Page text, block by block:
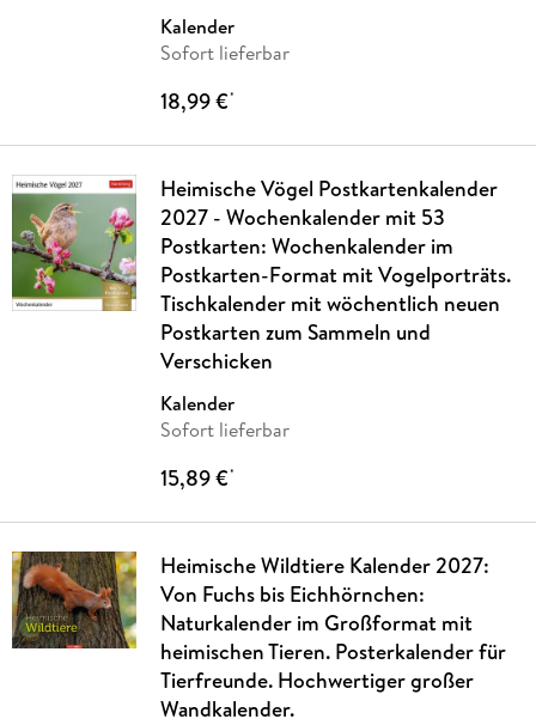
Kalender
Sofort lieferbar
18,99 €*
Heimische Vögel Postkartenkalender
2027 - Wochenkalender mit 53
Postkarten: Wochenkalender im
Postkarten-Format mit Vogelporträts.
Tischkalender mit wöchentlich neuen
Postkarten zum Sammeln und
Verschicken
Kalender
Sofort lieferbar
15,89 €*
Heimische Wildtiere Kalender 2027:
Von Fuchs bis Eichhörnchen:
Naturkalender im Großformat mit
heimischen Tieren. Posterkalender für
Tierfreunde. Hochwertiger großer
Wandkalender.